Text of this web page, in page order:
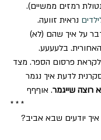
רמזים ממשיים).
נראית זוועה.
על איך שהם (לא)
בלעעעע.
לקראת פרסום הספר. מצד
לדעת איך נגמר
רוצה שייגמר. אוףףף
* * *
יודעים שבא אביב?